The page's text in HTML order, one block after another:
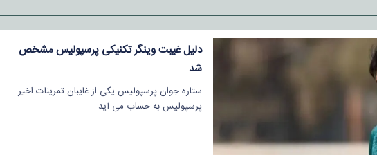
مهار چین، روسیه و اروپا شکست خورد
دلیل غیبت وینگر تکنیکی پرسپولیس مشخص
شد
ستاره جوان پرسپولیس یکی از غایبان تمرینات اخیر
پرسپولیس به حساب می آید.